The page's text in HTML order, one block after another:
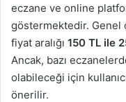
eczane ve online
göstermektedir. Genel
fiyat aralığı 150 TL ile
Ancak, bazı
olabileceği için
önerilir.